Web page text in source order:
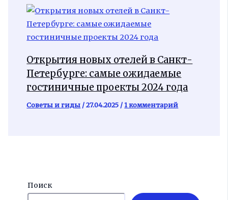
Открытия новых отелей в Санкт-
Петербурге: самые ожидаемые
гостиничные проекты 2024 года
Советы и гиды /27.04.2025 /1 комментарий
Поиск